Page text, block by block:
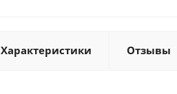
Характеристики Отзывы